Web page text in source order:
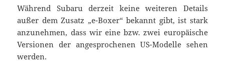
Während Subaru derzeit keine weiteren Details
außer dem Zusatz „e-Boxer“ bekannt gibt, ist stark
anzunehmen, dass wir eine bzw. zwei europäische
Versionen der angesprochenen US-Modelle sehen
werden.